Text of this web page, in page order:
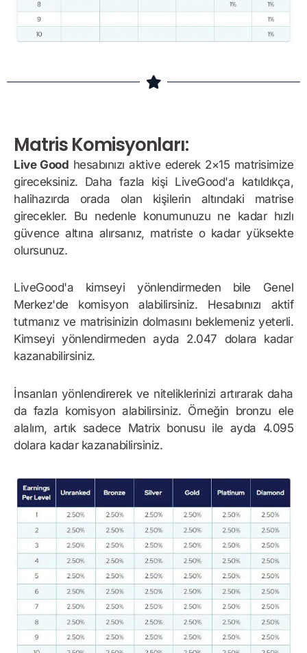
Matris Komisyonları:
Live Good hesabınızı aktive ederek 2×15 matrisimize
gireceksiniz. Daha fazla kişi LiveGood'a katıldıkça,
halihazırda orada olan kişilerin altındaki matrise
girecekler. Bu nedenle konumunuzu ne kadar hızlı
güvence altına alırsanız, matriste o kadar yüksekte
olursunuz.
LiveGood'a kimseyi yönlendirmeden bile Genel
Merkez'de komisyon alabilirsiniz. Hesabınızı aktif
tutmanız ve matrisinizin dolmasını beklemeniz yeterli.
Kimseyi yönlendirmeden ayda 2.047 dolara kadar
kazanabilirsiniz.
İnsanları yönlendirerek ve niteliklerinizi artırarak daha
da fazla komisyon alabilirsiniz. Örneğin bronzu ele
alalım, artık sadece Matrix bonusu ile ayda 4.095
dolara kadar kazanabilirsiniz.